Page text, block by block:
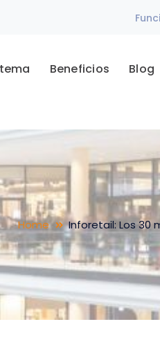
Beneficios Blog
Home Inforetail: Los 30